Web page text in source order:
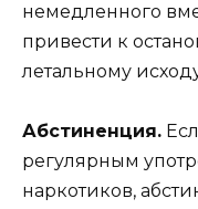
немедленного
привести к
летальному
Абстиненция.
регулярным
наркотиков,